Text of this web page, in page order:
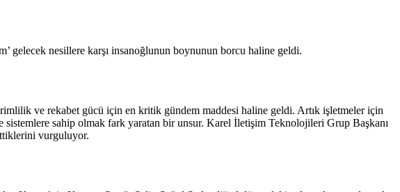
gelecek nesillere karşı insanoğlunun boynunun borcu haline geldi.
ve rekabet gücü için en kritik gündem maddesi haline geldi. Artık işletmeler için
sistemlere sahip olmak fark yaratan bir unsur. Karel İletişim Teknolojileri Grup Başkanı
vurguluyor.